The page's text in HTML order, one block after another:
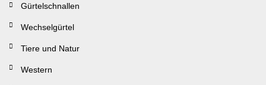
Gürtelschnallen
Wechselgürtel
Tiere und Natur
Western